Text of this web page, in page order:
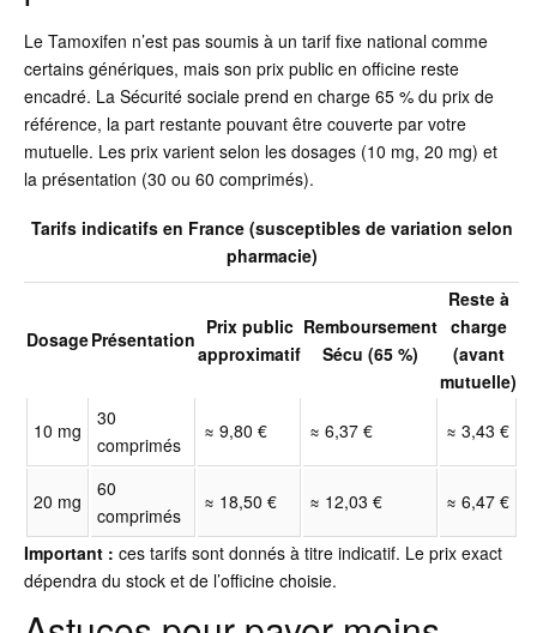
Le Tamoxifen n’est pas soumis à un tarif fixe national comme
certains génériques, mais son prix public en officine reste
encadré. La Sécurité sociale prend en charge 65 % du prix de
référence, la part restante pouvant être couverte par votre
mutuelle. Les prix varient selon les dosages (10 mg, 20 mg) et
la présentation (30 ou 60 comprimés).
Tarifs indicatifs en France (susceptibles de variation selon
pharmacie)
DosagePrésentation
Prix public
approximatif
Remboursement
Sécu (65 %)
Reste à
charge
(avant
mutuelle)
10 mg
30
comprimés
≈ 9,80 € ≈ 6,37 € ≈ 3,43 €
20 mg
60
comprimés
≈ 18,50 € ≈ 12,03 € ≈ 6,47 €
Important : ces tarifs sont donnés à titre indicatif. Le prix exact
dépendra du stock et de l’officine choisie.